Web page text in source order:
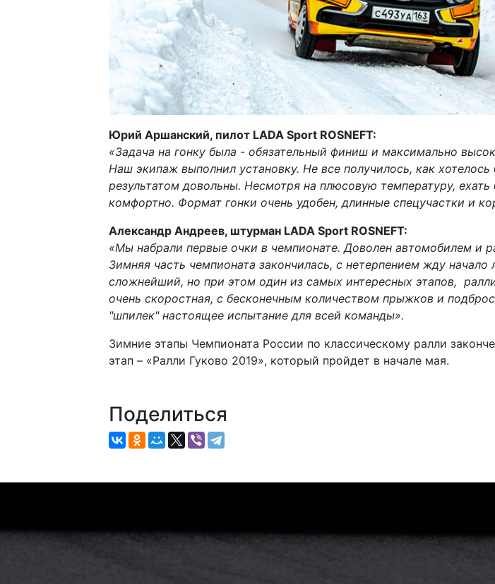
Юрий Аршанский, пилот LADA Sport ROSNEFT:
«Задача на гонку была - обязательный финиш и максимально
Наш экипаж выполнил установку. Не все получилось, как
результатом довольны. Несмотря на плюсовую температуру, ехать
комфортно. Формат гонки очень удобен, длинные спецучастки и
Александр Андреев, штурман LADA Sport ROSNEFT:
«Мы набрали первые очки в чемпионате. Доволен автомобилем и
Зимняя часть чемпионата закончилась, с нетерпением жду начало
сложнейший, но при этом один из самых интересных этапов,
очень скоростная, с бесконечным количеством прыжков и
"шпилек" настоящее испытание для всей команды».
Зимние этапы Чемпионата России по классическому ралли
этап – «Ралли Гуково 2019», который пройдет в начале мая.
Поделиться